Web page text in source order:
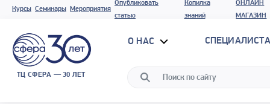
Курсы Семинары Мероприятия
Опубликовать
статью
Копилка
знаний
ОНЛАЙН
МАГАЗИН
ТЦ СФЕРА — 30 ЛЕТ
О НАС